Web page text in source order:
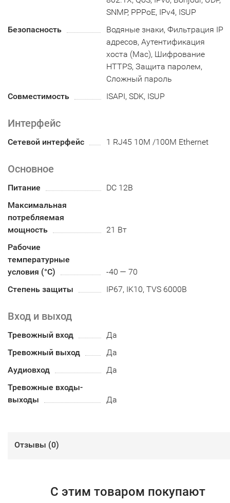
SNMP, PPPoE, IPv4, ISUP
Безопасность
Водяные знаки, Фильтрация IP
адресов, Аутентификация
хоста (Mac), Шифрование
HTTPS, Защита паролем,
Сложный пароль
Совместимость
ISAPI, SDK, ISUP
Интерфейс
Сетевой интерфейс 1 RJ45 10M /100M Ethernet
Основное
Питание
DC 12В
Максимальная
потребляемая
мощность
21 Вт
Рабочие
температурные
условия (°С)
-40 — 70
Степень защиты
IP67, IK10, TVS 6000В
Вход и выход
Тревожный вход
Да
Тревожный выход
Да
Аудиовход
Да
Тревожные входы-
выходы
Да
Отзывы (0)
С этим товаром покупают